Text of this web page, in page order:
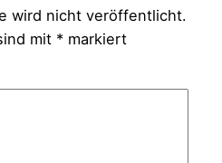
wird nicht veröffentlicht.
mit *markiert